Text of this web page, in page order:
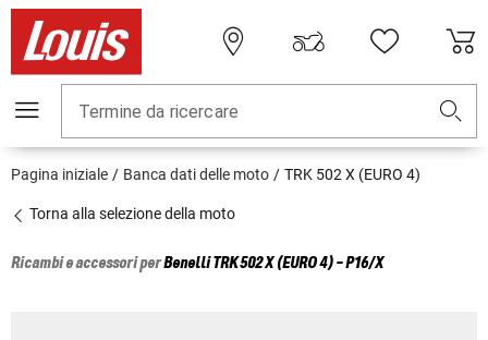
Termine da ricercare
Pagina iniziale Banca dati delle moto TRK 502 X (EURO 4)
Torna alla selezione della moto
Ricambi e accessori perBenelliTRK 502 X (EURO 4) - P16/X